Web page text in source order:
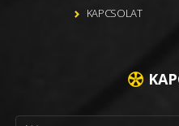
KAPCSOLAT